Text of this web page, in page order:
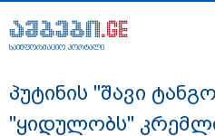
საინფორმაციო პორტალი
საინფორმაციო პორტალი
პუტინის "შავი
"ყიდულობს"